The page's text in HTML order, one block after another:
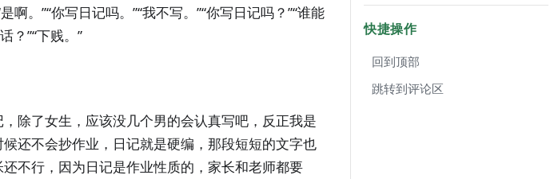
啊。”“你写日记吗。”“我不写。”“你写日记吗？”“谁能
？”“下贱。”
除了女生，应该没几个男的会认真写吧，反正我是
还不会抄作业，日记就是硬编，那段短短的文字也
不行，因为日记是作业性质的，家长和老师都要
快捷操作
回到顶部
跳转到评论区